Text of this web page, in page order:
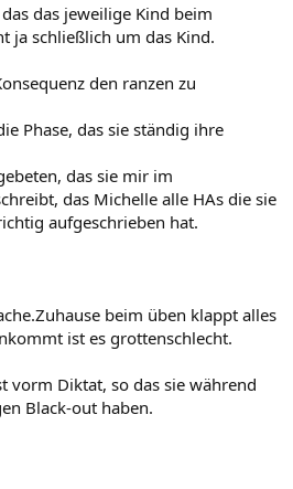
das jeweilige Kind beim
ja schließlich um das Kind.
den ranzen zu
Phase, das sie ständig ihre
das sie mir im
das Michelle alle HAs die sie
aufgeschrieben hat.
beim üben klappt alles
ist es grottenschlecht.
vorm Diktat, so das sie während
Black-out haben.